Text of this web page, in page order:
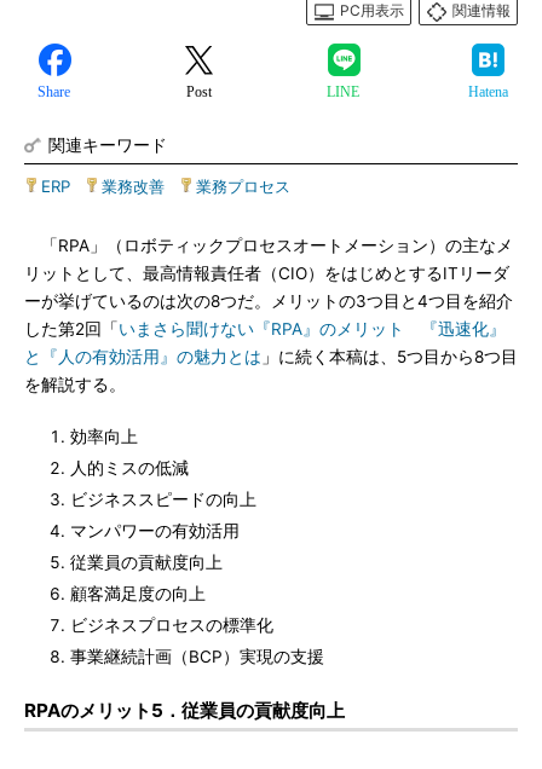
PC用表示
関連情報
Share Post LINE Hatena
関連キーワード
ERP 業務改善 業務プロセス
「RPA」（ロボティックプロセスオートメーション）の主なメ
リットとして、最高情報責任者（CIO）をはじめとするITリーダ
ーが挙げているのは次の8つだ。メリットの3つ目と4つ目を紹介
した第2回「いまさら聞けない『RPA』のメリット 『迅速化』
と『人の有効活用』の魅力とは 」に続く本稿は、5つ目から8つ目
を解説する。
効率向上
人的ミスの低減
ビジネススピードの向上
マンパワーの有効活用
従業員の貢献度向上
顧客満足度の向上
ビジネスプロセスの標準化
事業継続計画（BCP）実現の支援
RPAのメリット5．従業員の貢献度向上